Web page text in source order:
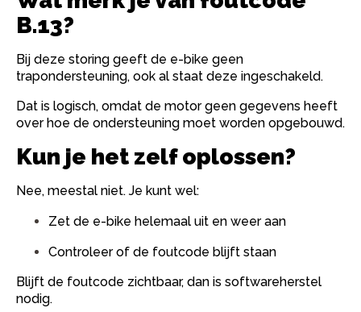
B.13?
Bij deze storing geeft de e-bike geen
trapondersteuning, ook al staat deze ingeschakeld.
Dat is logisch, omdat de motor geen gegevens heeft
over hoe de ondersteuning moet worden opgebouwd.
Kun je het zelf oplossen?
Nee, meestal niet. Je kunt wel:
Zet de e-bike helemaal uit en weer aan
Controleer of de foutcode blijft staan
Blijft de foutcode zichtbaar, dan is softwareherstel
nodig.